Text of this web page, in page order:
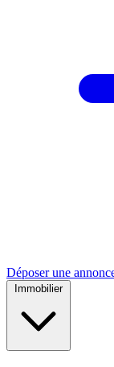
Déposer une
Immobilier